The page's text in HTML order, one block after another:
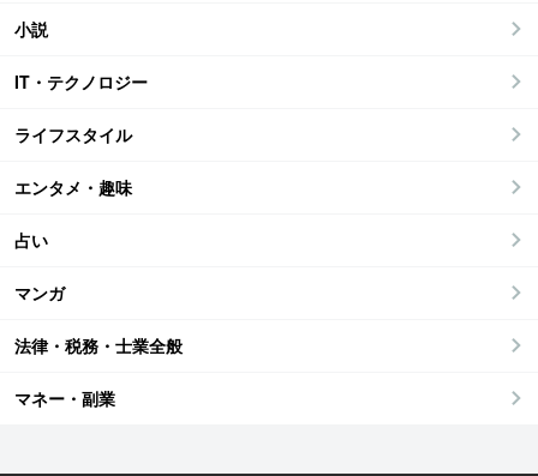
小説
IT・テクノロジー
ライフスタイル
エンタメ・趣味
占い
マンガ
法律・税務・士業全般
マネー・副業